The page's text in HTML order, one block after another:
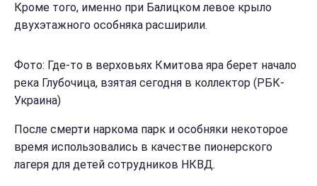
Кроме того, именно при Балицком левое крыло
двухэтажного особняка расширили.
Фото: Где-то в верховьях Кмитова яра берет начало
река Глубочица, взятая сегодня в коллектор (РБК-
Украина)
После смерти наркома парк и особняки некоторое
время использовались в качестве пионерского
лагеря для детей сотрудников НКВД.